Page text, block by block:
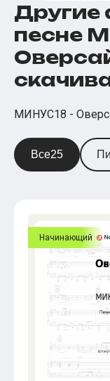
Другие
песне
МИНУС18 -
Все25
Начинающий